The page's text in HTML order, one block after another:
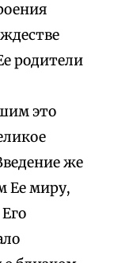
родители
это
же
Ее миру,